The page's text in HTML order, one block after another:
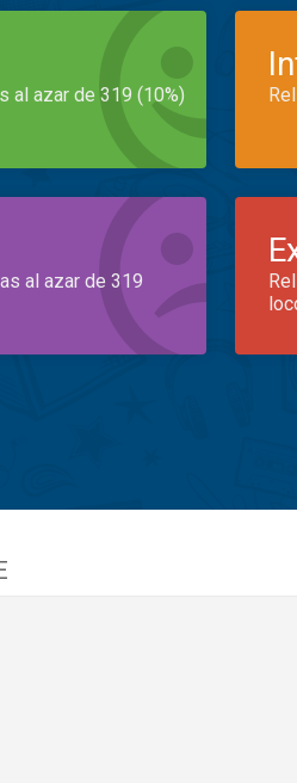
al azar de 319 (10%)
al azar de 319